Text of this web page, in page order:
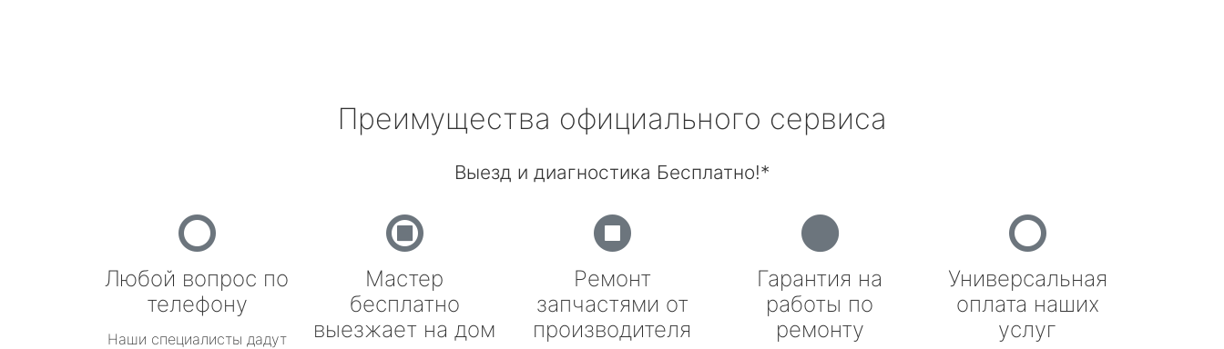
Преимущества официального сервиса
Выезд и диагностика Бесплатно!*
Любой вопрос по
телефону
Наши специалисты дадут
Мастер
бесплатно
выезжает на дом
Ремонт
запчастями от
производителя
Гарантия на
работы по
ремонту
Универсальная
оплата наших
услуг